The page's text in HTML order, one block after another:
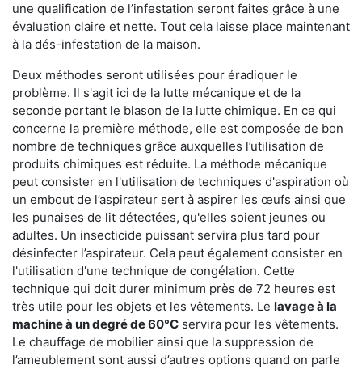
une qualification de l’infestation seront faites grâce à une
évaluation claire et nette. Tout cela laisse place maintenant
à la dés-infestation de la maison.
Deux méthodes seront utilisées pour éradiquer le
problème. Il s'agit ici de la lutte mécanique et de la
seconde portant le blason de la lutte chimique. En ce qui
concerne la première méthode, elle est composée de bon
nombre de techniques grâce auxquelles l’utilisation de
produits chimiques est réduite. La méthode mécanique
peut consister en l'utilisation de techniques d'aspiration où
un embout de l’aspirateur sert à aspirer les œufs ainsi que
les punaises de lit détectées, qu'elles soient jeunes ou
adultes. Un insecticide puissant servira plus tard pour
désinfecter l’aspirateur. Cela peut également consister en
l'utilisation d'une technique de congélation. Cette
technique qui doit durer minimum près de 72 heures est
très utile pour les objets et les vêtements. Le lavage à la
machine à un degré de 60°C servira pour les vêtements.
Le chauffage de mobilier ainsi que la suppression de
l’ameublement sont aussi d’autres options quand on parle